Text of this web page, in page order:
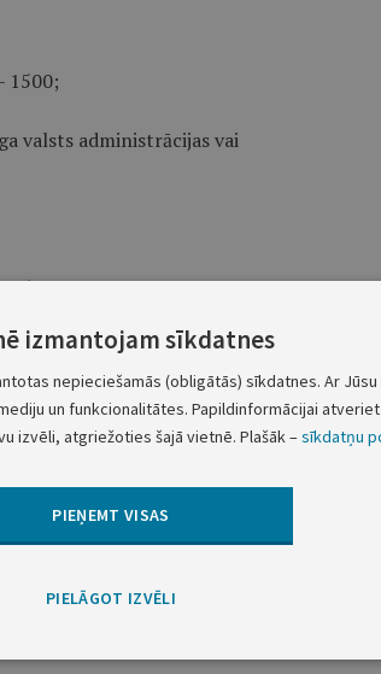
1500;
valsts administrācijas vai
4500;
valsts administrācijas vai
200;
valsts administrācijas vai
izmantojam sīkdatnes
nepieciešamās (obligātās) sīkdatnes. Ar
un funkcionalitātes. Papildinformācijai
izvēli, atgriežoties šajā vietnē. Plašāk –sīkdatņu
PIEŅEMT VISAS
PIELĀGOT IZVĒLI